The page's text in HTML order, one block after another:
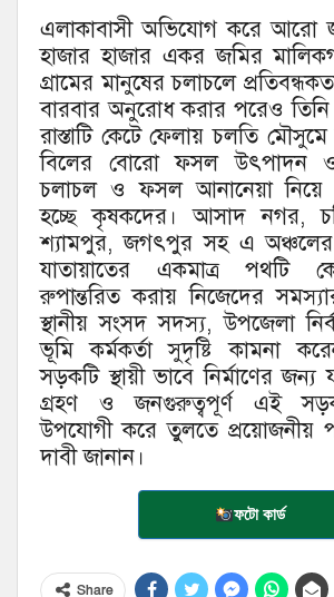
এলাকাবাসী অভিযোগ করে আরো
হাজার হাজার একর জমির
গ্রামের মানুষের চলাচলে
বারবার অনুরোধ করার পরেও তিনি
রাস্তাটি কেটে ফেলায় চলতি মৌসুমে
বিলের বোরো ফসল উৎপাদন ও
চলাচল ও ফসল আনানেয়া নিয়ে
হচ্ছে কৃষকদের। আসাদ নগর,
শ্যামপুর, জগৎপুর সহ এ
যাতায়াতের একমাত্র পথটি
রুপান্তরিত করায় নিজেদের
স্থানীয় সংসদ সদস্য, উপজেলা
ভূমি কর্মকর্তা সুদৃষ্টি কামনা
সড়কটি স্থায়ী ভাবে নির্মাণের
গ্রহণ ও জনগুরুত্বপূর্ণ এই
উপযোগী করে তুলতে প্রয়োজনীয়
দাবী জানান।
ফটো কার্ড
Share